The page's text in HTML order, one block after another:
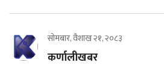
सोमबार, वैशाख २१, २०८३
कर्णालीखबर